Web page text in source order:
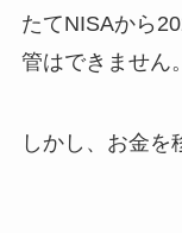
たてNISAから
管はできません。
しかし、お金を